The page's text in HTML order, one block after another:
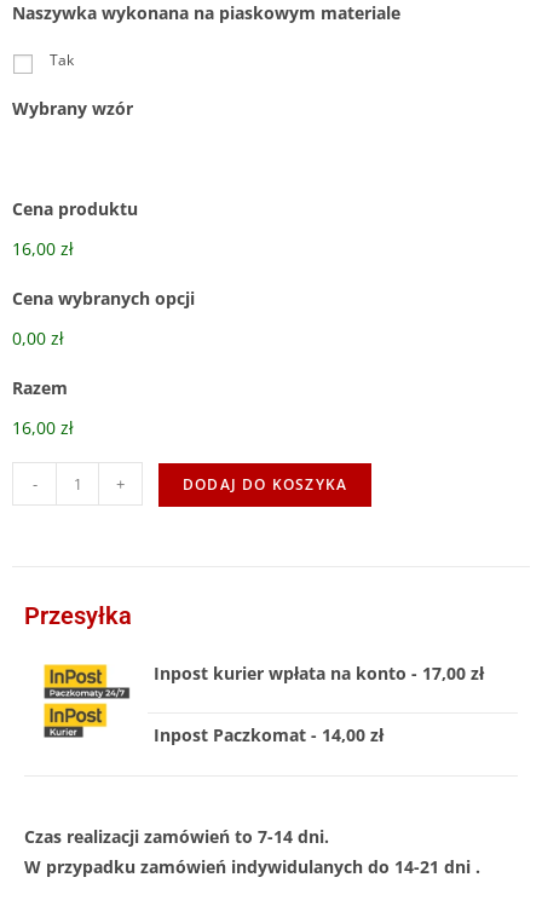
Naszywka wykonana na piaskowym materiale
Tak
Wybrany wzór
Cena produktu
16,00 zł
Cena wybranych opcji
0,00 zł
Razem
16,00 zł
- + DODAJ DO KOSZYKA
Przesyłka
Inpost kurier wpłata na konto - 17,00 zł
Inpost Paczkomat - 14,00 zł
Czas realizacji zamówień to 7-14 dni.
W przypadku zamówień indywidulanych do 14-21 dni .